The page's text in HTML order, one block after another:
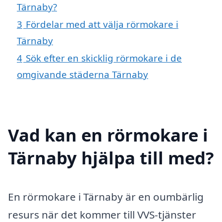
Tärnaby?
3 Fördelar med att välja rörmokare i
Tärnaby
4 Sök efter en skicklig rörmokare i de
omgivande städerna Tärnaby
Vad kan en rörmokare i
Tärnaby hjälpa till med?
En rörmokare i Tärnaby är en oumbärlig
resurs när det kommer till VVS-tjänster